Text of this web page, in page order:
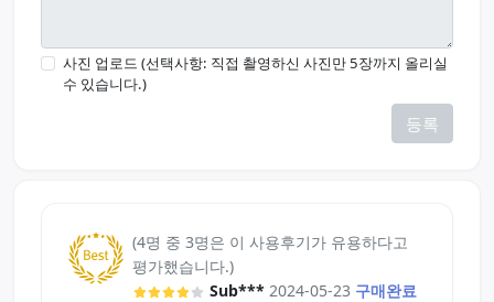
사진 업로드 (선택사항: 직접 촬영하신 사진만 5장까지 올리실
수 있습니다.)
등록
(4명 중 3명은 이 사용후기가 유용하다고
평가했습니다.)
Sub*** 2024-05-23 구매완료